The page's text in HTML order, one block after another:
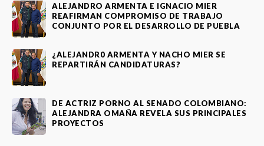
ALEJANDRO ARMENTA E IGNACIO MIER
REAFIRMAN COMPROMISO DE TRABAJO
CONJUNTO POR EL DESARROLLO DE PUEBLA
¿ALEJANDR0 ARMENTA Y NACHO MIER SE
REPARTIRÁN CANDIDATURAS?
DE ACTRIZ PORNO AL SENADO COLOMBIANO:
ALEJANDRA OMAÑA REVELA SUS PRINCIPALES
PROYECTOS